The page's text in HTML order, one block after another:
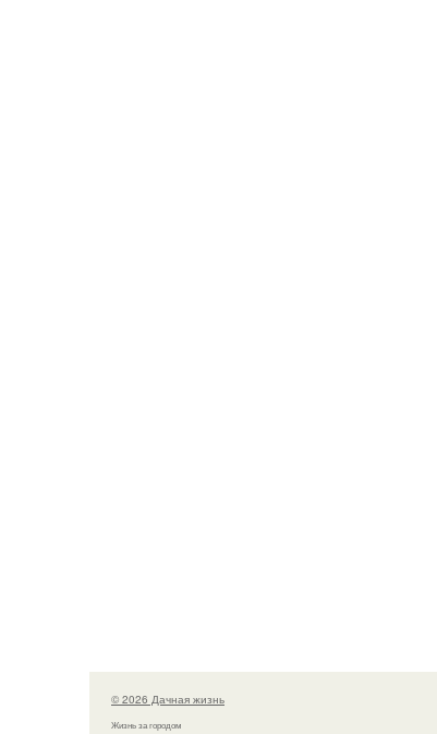
© 2026 Дачная жизнь
Жизнь за городом